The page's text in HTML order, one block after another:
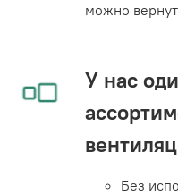
можно
У нас
Без